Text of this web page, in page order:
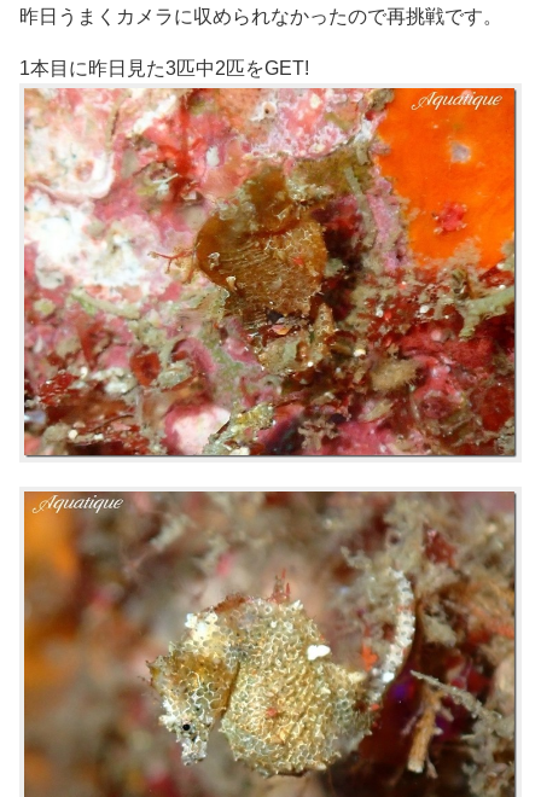
昨日うまくカメラに収められなかったので再挑戦です。
1本目に昨日見た3匹中2匹をGET!